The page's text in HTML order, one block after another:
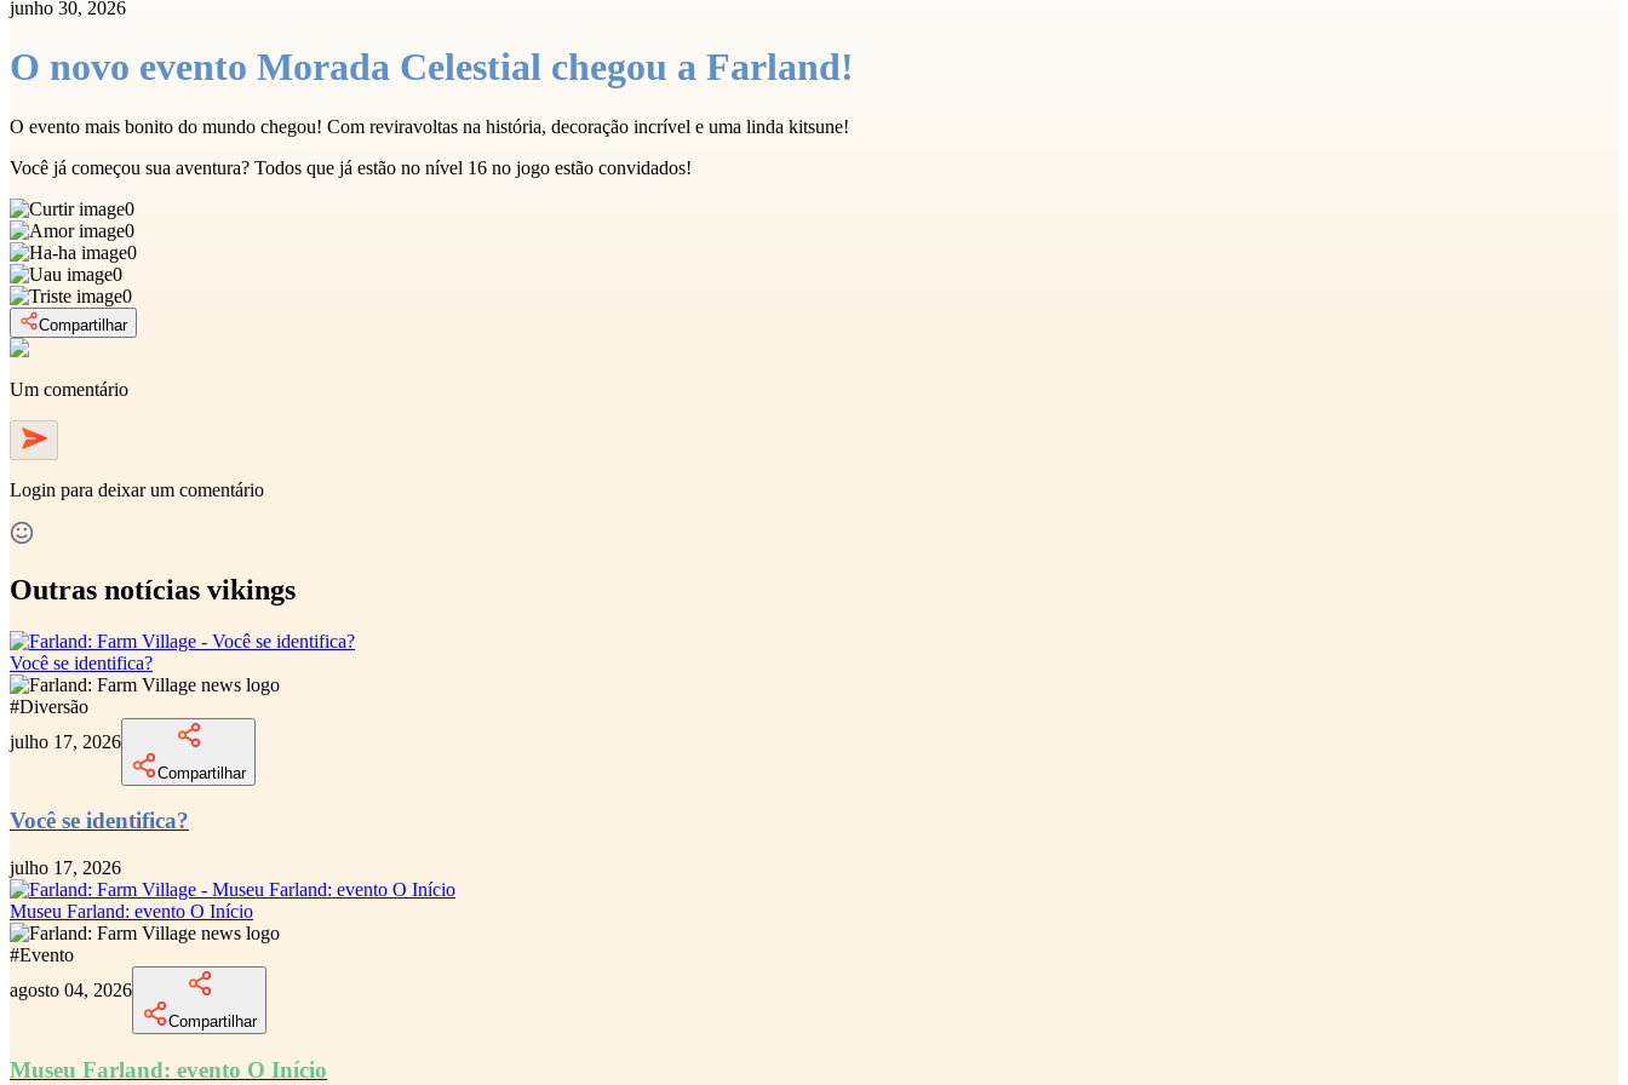
junho 30, 2026
O novo evento Morada Celestial chegou a Farland!
O evento mais bonito do mundo chegou! Com reviravoltas na história, decoração incrível e uma linda kitsune!
Você já começou sua aventura? Todos que já estão no nível 16 no jogo estão convidados!
0
0
0
0
0
Compartilhar
Um comentário
Login para deixar um comentário
Outras notícias vikings
Você se identifica?
#Diversão
julho 17, 2026
Compartilhar
Você se identifica?
julho 17, 2026
Museu Farland: evento O Início
#Evento
agosto 04, 2026
Compartilhar
Museu Farland: evento O Início